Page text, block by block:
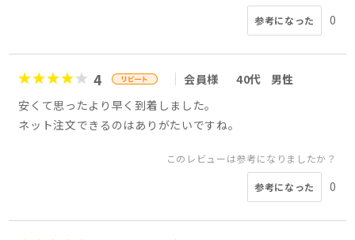
参考になった 0
4 会員様 40代
男性
安くて思ったより早く到着しました。
ネット注文できるのはありがたいですね。
このレビューは参考になりましたか？
参考になった 0